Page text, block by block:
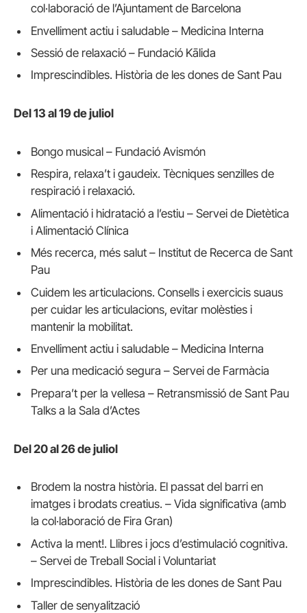
col·laboració de l’Ajuntament de Barcelona
Envelliment actiu i saludable – Medicina Interna
Sessió de relaxació – Fundació Kālida
Imprescindibles. Història de les dones de Sant Pau
Del 13 al 19 de juliol
Bongo musical – Fundació Avismón
Respira, relaxa’t i gaudeix. Tècniques senzilles de
respiració i relaxació.
Alimentació i hidratació a l’estiu – Servei de Dietètica
i Alimentació Clínica
Més recerca, més salut – Institut de Recerca de Sant
Pau
Cuidem les articulacions. Consells i exercicis suaus
per cuidar les articulacions, evitar molèsties i
mantenir la mobilitat.
Envelliment actiu i saludable – Medicina Interna
Per una medicació segura – Servei de Farmàcia
Prepara’t per la vellesa – Retransmissió de Sant Pau
Talks a la Sala d’Actes
Del 20 al 26 de juliol
Brodem la nostra història. El passat del barri en
imatges i brodats creatius. – Vida significativa (amb
la col·laboració de Fira Gran)
Activa la ment!. Llibres i jocs d’estimulació cognitiva.
– Servei de Treball Social i Voluntariat
Imprescindibles. Història de les dones de Sant Pau
Taller de senyalització